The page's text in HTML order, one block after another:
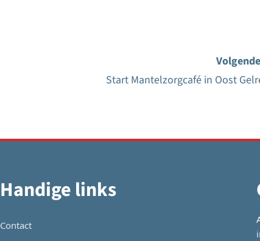
Start Mantelzorgcafé in Oost
Handige links
Contact